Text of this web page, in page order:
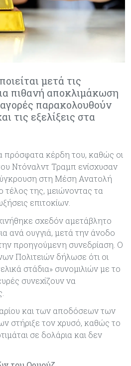
μετά τις
πιθανή αποκλιμάκωση
παρακολουθούν
τις εξελίξεις στα
πρόσφατα κέρδη του, καθώς οι
Ντόναλντ Τραμπ ενίσχυσαν
στη Μέση Ανατολή
τέλος της, μειώνοντας τα
επιτοκίων.
σχεδόν αμετάβλητο
ανά ουγγιά, μετά την άνοδο
προηγούμενη συνεδρίαση. Ο
Πολιτειών δήλωσε ότι οι
στάδια» συνομιλιών με το
συνεχίζουν να
και των αποδόσεων των
στήριξε τον χρυσό, καθώς το
σε δολάρια και δεν